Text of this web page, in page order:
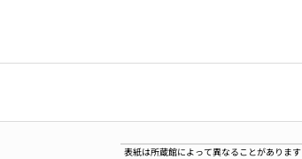
表紙は所蔵館によって異なることがあります